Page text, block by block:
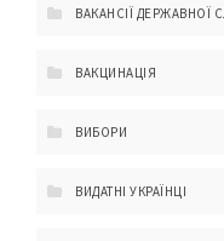
ВАКАНСІЇ ДЕРЖАВНОЇ
ВАКЦИНАЦІЯ
ВИБОРИ
ВИДАТНІ УКРАЇНЦІ